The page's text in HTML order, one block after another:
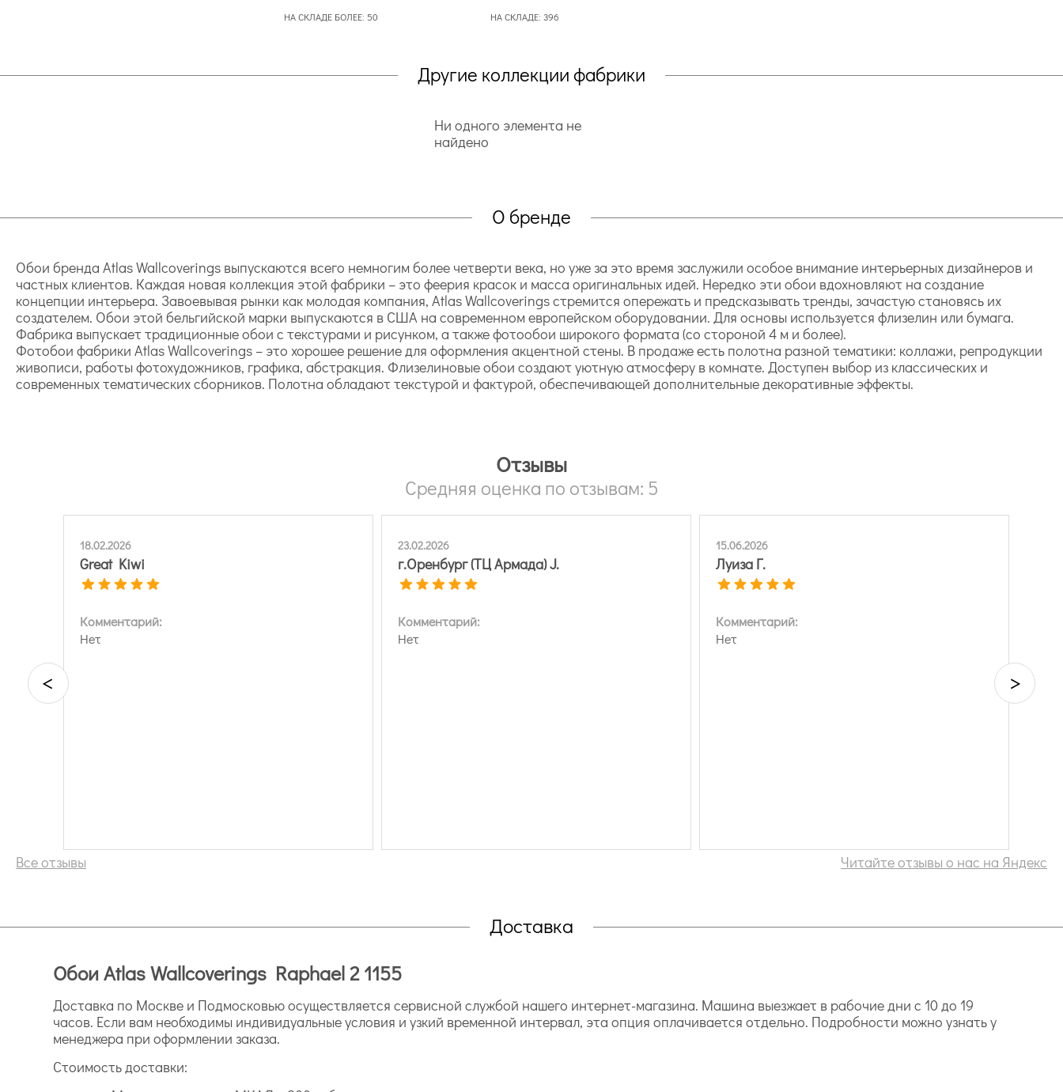
НА СКЛАДЕ БОЛЕЕ: 50 НА СКЛАДЕ: 396
Другие коллекции фабрики
Ни одного элемента не
найдено
О бренде
Обои бренда Atlas Wallcoverings выпускаются всего немногим более четверти века, но уже за это время заслужили особое внимание интерьерных дизайнеров и
частных клиентов. Каждая новая коллекция этой фабрики – это феерия красок и масса оригинальных идей. Нередко эти обои вдохновляют на создание
концепции интерьера. Завоевывая рынки как молодая компания, Atlas Wallcoverings стремится опережать и предсказывать тренды, зачастую становясь их
создателем. Обои этой бельгийской марки выпускаются в США на современном европейском оборудовании. Для основы используется флизелин или бумага.
Фабрика выпускает традиционные обои с текстурами и рисунком, а также фотообои широкого формата (со стороной 4 м и более).
Фотобои фабрики Atlas Wallcoverings – это хорошее решение для оформления акцентной стены. В продаже есть полотна разной тематики: коллажи, репродукции
живописи, работы фотохудожников, графика, абстракция. Флизелиновые обои создают уютную атмосферу в комнате. Доступен выбор из классических и
современных тематических сборников. Полотна обладают текстурой и фактурой, обеспечивающей дополнительные декоративные эффекты.
Отзывы
Средняя оценка по отзывам: 5
18.02.2026
Great Kiwi
Комментарий:
Нет
23.02.2026
г.Оренбург (ТЦ Армада) J.
Комментарий:
Нет
15.06.2026
Луиза Г.
Комментарий:
Нет
< >
Все отзывы Читайте отзывы о нас на Яндекс
Доставка
Обои Atlas Wallcoverings Raphael 2 1155
Доставка по Москве и Подмосковью осуществляется сервисной службой нашего интернет-магазина. Машина выезжает в рабочие дни с 10 до 19
часов. Если вам необходимы индивидуальные условия и узкий временной интервал, эта опция оплачивается отдельно. Подробности можно узнать у
менеджера при оформлении заказа.
Стоимость доставки: